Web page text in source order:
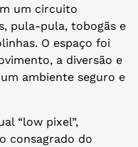
um circuito
pula-pula, tobogãs e
O espaço foi
a diversão e
ambiente seguro e
“low pixel”,
consagrado do